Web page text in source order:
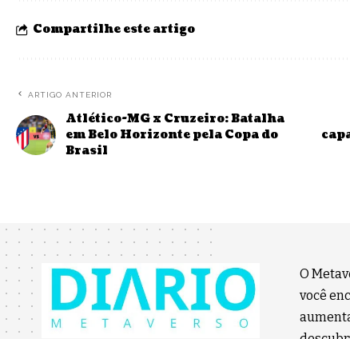
Compartilhe este artigo
ARTIGO ANTERIOR
Atlético-MG x Cruzeiro: Batalha
em Belo Horizonte pela Copa do
Brasil
O
você